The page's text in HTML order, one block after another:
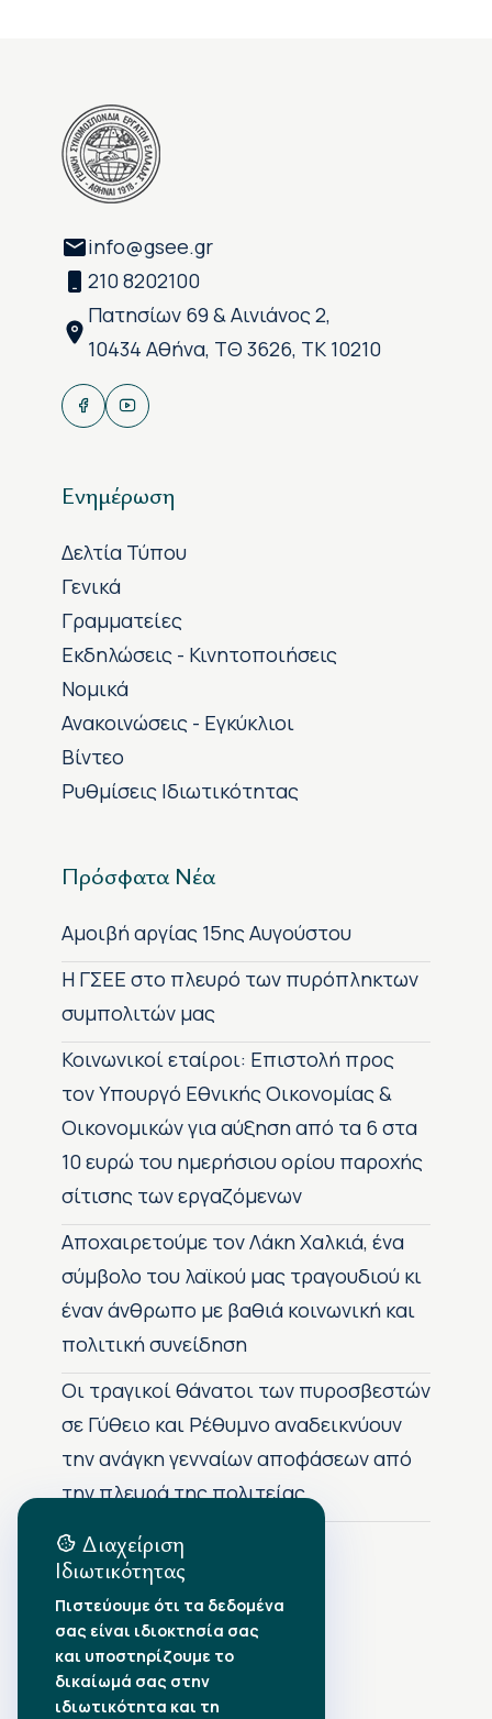
info@gsee.gr
210 8202100
Πατησίων 69 & Αινιάνος 2,
10434 Αθήνα, ΤΘ 3626, ΤΚ 10210
Ενημέρωση
Δελτία Τύπου
Γενικά
Γραμματείες
Εκδηλώσεις - Κινητοποιήσεις
Νομικά
Ανακοινώσεις - Εγκύκλιοι
Βίντεο
Ρυθμίσεις Ιδιωτικότητας
Πρόσφατα Νέα
Αμοιβή αργίας 15ης Αυγούστου
H ΓΣΕΕ στο πλευρό των πυρόπληκτων
συμπολιτών μας
Κοινωνικοί εταίροι: Επιστολή προς
τον Υπουργό Εθνικής Οικονομίας &
Οικονομικών για αύξηση από τα 6 στα
10 ευρώ του ημερήσιου ορίου παροχής
σίτισης των εργαζόμενων
Αποχαιρετούμε τον Λάκη Χαλκιά, ένα
σύμβολο του λαϊκού μας τραγουδιού κι
έναν άνθρωπο με βαθιά κοινωνική και
πολιτική συνείδηση
Οι τραγικοί θάνατοι των πυροσβεστών
σε Γύθειο και Ρέθυμνο αναδεικνύουν
την ανάγκη γενναίων αποφάσεων από
την πλευρά της πολιτείας
Αρχείο Δημοσιεύσεων
•Αύγουστος 2026
•Ιούλιος 2026
•Ιούνιος 2026
•Μάιος 2026
Διαχείριση
Ιδιωτικότητας
Πιστεύουμε ότι τα δεδομένα
σας είναι ιδιοκτησία σας
και υποστηρίζουμε το
δικαίωμά σας στην
ιδιωτικότητα και τη